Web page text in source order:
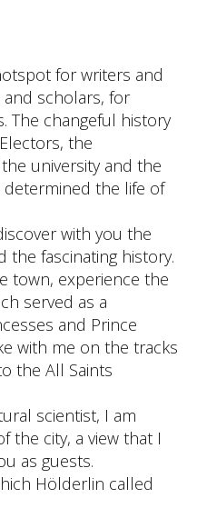
for writers and
scholars, for
The changeful history
the
university and the
the life of
with you the
the fascinating history.
town, experience the
served as a
and Prince
with me on the tracks
the All Saints
scientist, I am
the city, a view that I
as guests.
Hölderlin called